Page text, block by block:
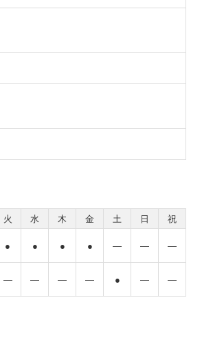
火 水 木 金 土 日
祝
● ● ● ● ― ― ―
― ― ― ― ● ― ―